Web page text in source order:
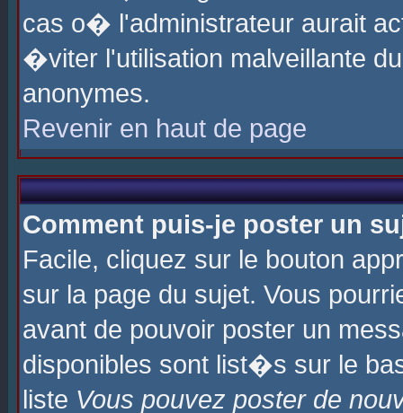
cas o� l'administrateur aurait
�viter l'utilisation malveillante
anonymes.
Revenir en haut de page
Comment puis-je poster un
Facile, cliquez sur le bouton
sur la page du sujet. Vous
avant de pouvoir poster un
disponibles sont list�s sur le
liste Vous pouvez poster de